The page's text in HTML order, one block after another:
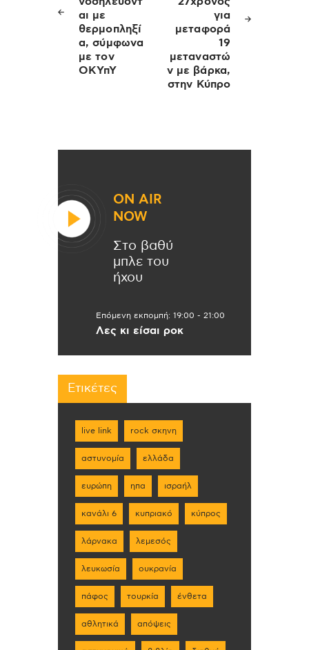
αι με
θερμοπληξί
α, σύμφωνα
με τον
ΟΚΥπΥ
για
μεταφορά
19
μεταναστώ
ν με βάρκα,
στην Κύπρο
ON AIR
NOW
Στο βαθύ
μπλε του
ήχου
Επόμενη εκπομπή: 19:00 - 21:00
Λες κι είσαι ροκ
Ετικέτες
live link rock σκηνη
αστυνομία ελλάδα
ευρώπη ηπα ισραήλ
κανάλι 6 κυπριακό κύπρος
λάρνακα λεμεσός
λευκωσία ουκρανία
πάφος τουρκία ένθετα
αθλητικά απόψεις